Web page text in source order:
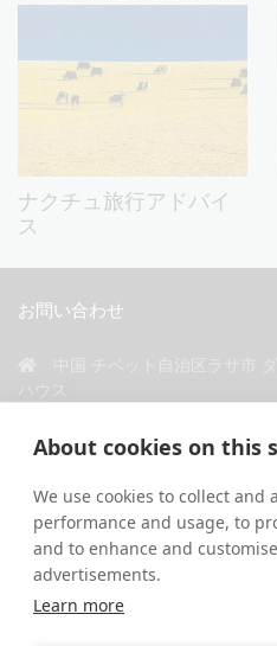
About cookies on this
We use cookies to collect
performance and usage, to
and to enhance and
advertisements.
Learn more
ナクチュ旅行アドバイ
ス
お問い合わせ
私たちとつながる